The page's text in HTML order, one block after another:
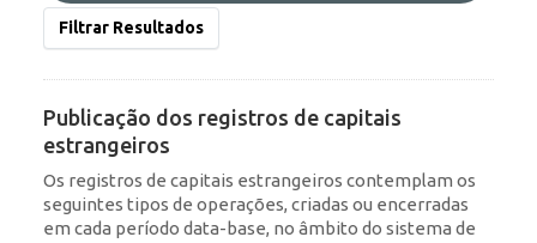
Filtrar Resultados
Publicação dos registros de capitais
estrangeiros
Os registros de capitais estrangeiros contemplam os
seguintes tipos de operações, criadas ou encerradas
em cada período data-base, no âmbito do sistema de